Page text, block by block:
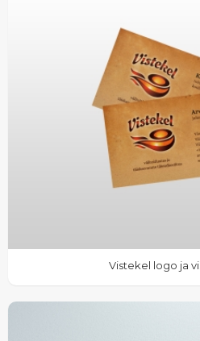
Vistekel logo ja